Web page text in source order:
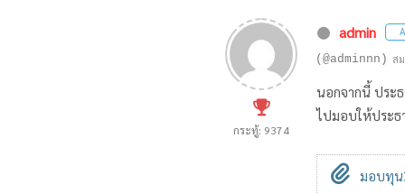
กระทู้: 9374
admin
(@adminnn) ส
นอกจากนี้ ประ
ไปมอบให้ประธ
มอบทุน